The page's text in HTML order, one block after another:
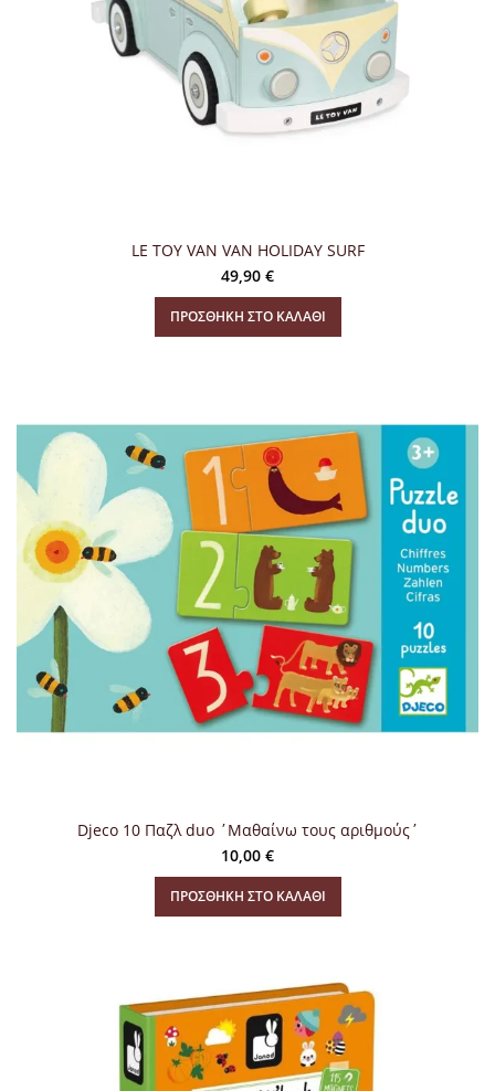
LE TOY VAN VAN HOLIDAY SURF
49,90 €
ΠΡΟΣΘΉΚΗ ΣΤΟ ΚΑΛΆΘΙ
Djeco 10 Παζλ duo ΄Μαθαίνω τους αριθμούς΄
10,00 €
ΠΡΟΣΘΉΚΗ ΣΤΟ ΚΑΛΆΘΙ